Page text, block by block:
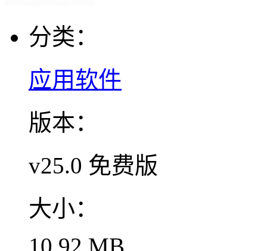
分类：
应用软件
版本：
v25.0 免费版
大小：
10.92 MB